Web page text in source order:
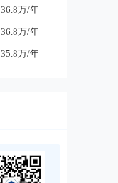
36.8万/年
36.8万/年
35.8万/年